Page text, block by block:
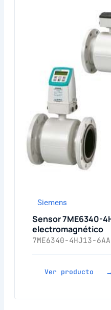
Siemens
Sensor 7ME6340-
electromagnético
7ME6340-4HJ13-
Ver producto →